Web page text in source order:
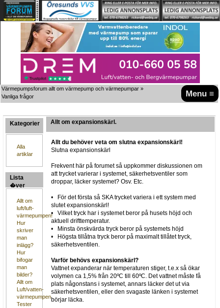
Menu ≡
Värmepumpsforum allt om värmepump och värmepumpar »
Vanliga frågor
Kategorier
Alla
artiklar
Lista
�ver
Allt om
luft/luft-
värmepumpen!
Hur
skriver
man
inlägg?
Hur
bifogar
man
bilder?
Allt om
Luft/vatten-
värmepumpen
Tester
Allt om expansionskärl.
Allt du behöver veta om slutna expansionskärl!
Slutna expansionskärl
Frekvent här på forumet så uppkommer diskussionen om
att trycket varierar i systemet, säkerhetsventiler som
droppar, läcker systemet? Osv. Etc.
• För det första så SKA trycket variera i ett system med
slutet expansionskärl!
• Vilket tryck har i systemet beror på husets höjd och
aktuell drifttemperatur.
• Minsta önskvärda tryck beror på systemets höjd
• Högsta tillåtna tryck beror på maximalt tillåtet tryck,
säkerhetsventilen.
Varför behövs expansionskärl?
Vattnet expanderar när temperaturen stiger, t.e.x så ökar
volymen ca 1,5% från 20ºC till 60ºC. Det vattnet måste få
plats någonstans i systemet, annars läcker det ut via
säkerhetsventilen, eller den svagaste länken i systemet
börjar läcka.